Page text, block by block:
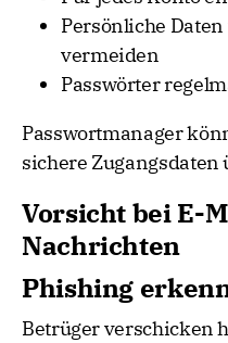
Persönliche
vermeiden
Passwörter
Passwortmanager
sichere
Vorsicht bei E-
Nachrichten
Phishing
Betrüger verschicken